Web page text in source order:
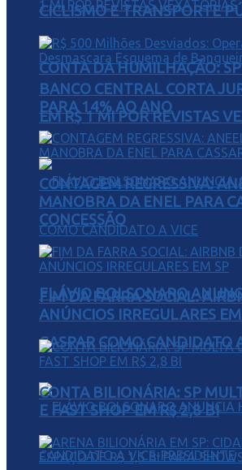
CONTA DA HUMILHAÇÃO:
EM R$ 1 MI POR REVISTAS
FLÁVIO BOLSONARO
GASPAR COMO CANDIDATO
CICLISMO E TRANSPORTE
BANCO CENTRAL CORTA
PARA 14% AO ANO
CONTAGEM REGRESSIVA:
MANOBRA DA ENEL PARA
CONCESSÃO
FIM DA FARRA SOCIAL:
ANÚNCIOS IRREGULARES
CONTA BILIONÁRIA: SP
E FAST SHOP EM R$ 2,8 BI